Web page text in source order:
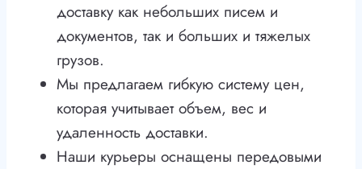
доставку как небольших писем и
документов, так и больших и тяжелых
грузов.
Мы предлагаем гибкую систему цен,
которая учитывает объем, вес и
удаленность доставки.
Наши курьеры оснащены передовыми